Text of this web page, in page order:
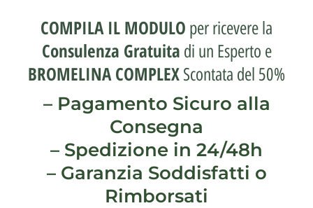
COMPILA IL MODULO per ricevere la
Consulenza Gratuita di un Esperto e
BROMELINA COMPLEX Scontata del 50%
– Pagamento Sicuro alla
Consegna
– Spedizione in 24/48h
– Garanzia Soddisfatti o
Rimborsati